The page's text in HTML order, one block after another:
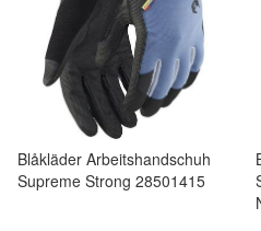
Blåkläder Arbeitshandschuh
Supreme Strong 28501415